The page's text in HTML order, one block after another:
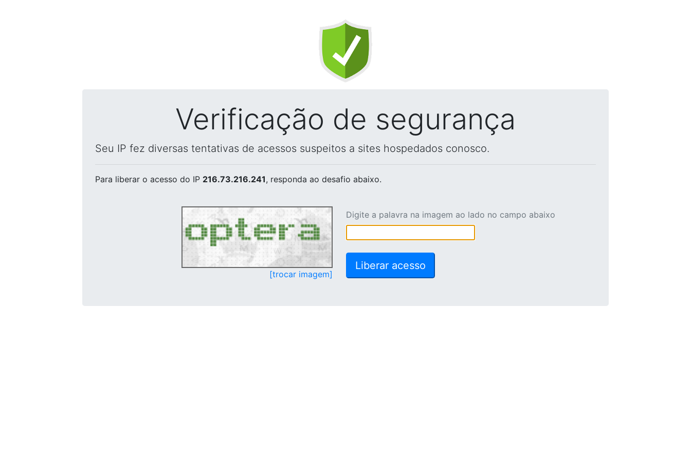
Verificação de segurança
Seu IP fez diversas tentativas de acessos suspeitos a sites hospedados conosco.
Para liberar o acesso do IP 216.73.216.241, responda ao desafio abaixo.
[trocar imagem]
Digite a palavra na imagem ao lado no campo abaixo